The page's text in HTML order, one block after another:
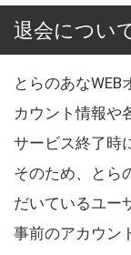
退会につい
とらのあな
カウント情報や
サービス終了時
そのため、とら
だいているユー
事前のアカウン